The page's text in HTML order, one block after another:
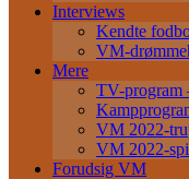
Interviews
Kendte
VM-
Mere
TV-program
VM 2022-
VM 2022-
Forudsig VM